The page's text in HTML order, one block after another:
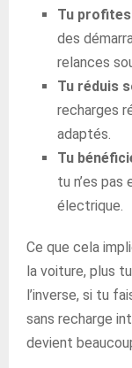
Tu
des
relances
Tu réduis
recharges
adaptés.
Tu
tu n’es pas
électrique.
Ce que cela
la voiture, plus
l’inverse, si tu
sans recharge
devient